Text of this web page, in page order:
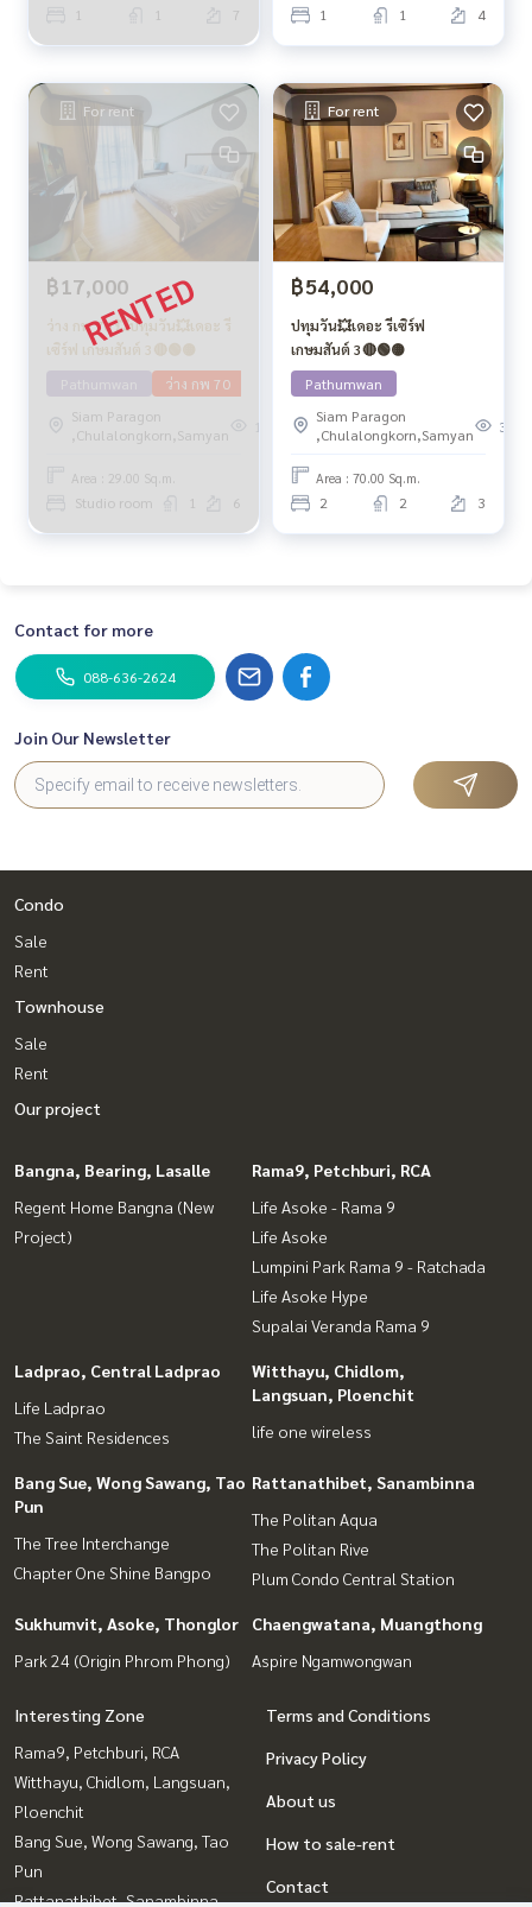
1 1 7 1 1 4
For rent
฿17,000
ว่าง กพ 70 💥ปทุมวัน💥เดอะ รี
เซิร์ฟ เกษมสันต์ 3🔴🟢🟡
ว่าง กพ 70
Siam Paragon
,Chulalongkorn,Samyan
Area : 29.00 Sq.m.
Studio room 1 6
For rent
฿54,000
ปทุมวัน💥เดอะ รีเซิร์ฟ
เกษมสันต์ 3🔴🟢🟡
Pathumwan
Siam Paragon
,Chulalongkorn,Samyan
305
Area : 70.00 Sq.m.
2 2 3
Contact for more
088-636-2624
Join Our Newsletter
Condo
Sale
Rent
Townhouse
Sale
Rent
Our project
Bangna, Bearing, Lasalle
Regent Home Bangna (New
Project)
Rama9, Petchburi, RCA
Life Asoke - Rama 9
Life Asoke
Lumpini Park Rama 9 - Ratchada
Life Asoke Hype
Supalai Veranda Rama 9
Ladprao, Central Ladprao
Life Ladprao
The Saint Residences
Witthayu, Chidlom,
Langsuan, Ploenchit
life one wireless
Bang Sue, Wong Sawang, Tao
Pun
The Tree Interchange
Chapter One Shine Bangpo
Rattanathibet, Sanambinna
The Politan Aqua
The Politan Rive
Plum Condo Central Station
Sukhumvit, Asoke, Thonglor
Park 24 (Origin Phrom Phong)
Chaengwatana, Muangthong
Aspire Ngamwongwan
Interesting Zone
Rama9, Petchburi, RCA
Witthayu, Chidlom, Langsuan,
Ploenchit
Bang Sue, Wong Sawang, Tao
Pun
Rattanathibet, Sanambinna
Terms and Conditions
Privacy Policy
About us
How to sale-rent
Contact